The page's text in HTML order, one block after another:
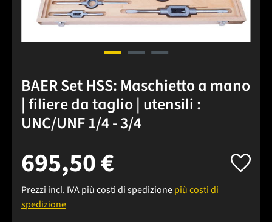
BAER Set HSS: Maschietto a mano
| filiere da taglio | utensili :
UNC/UNF 1/4 - 3/4
695,50 €
Prezzi incl. IVA più costi di spedizionepiù costi di
spedizione